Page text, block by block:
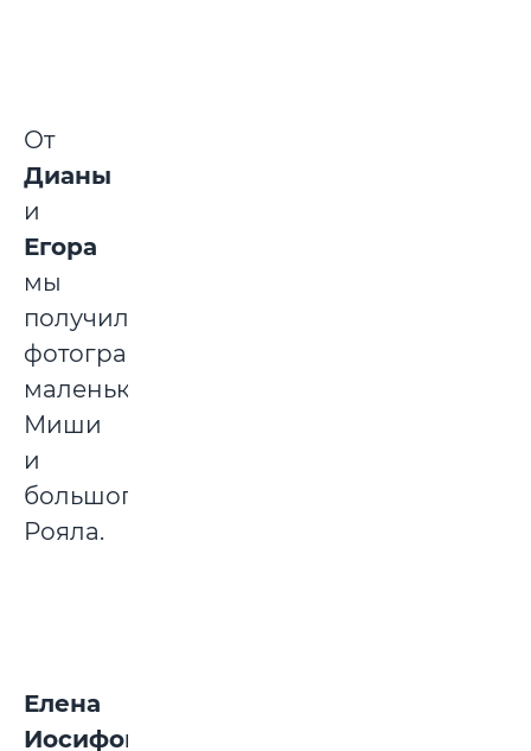
От
Дианы
и
Егора
мы
получили
фотографии
маленького
Миши
и
большого
Рояла.
Елена
Иосифовна